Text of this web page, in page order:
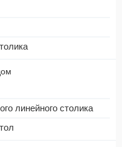
линейного столика